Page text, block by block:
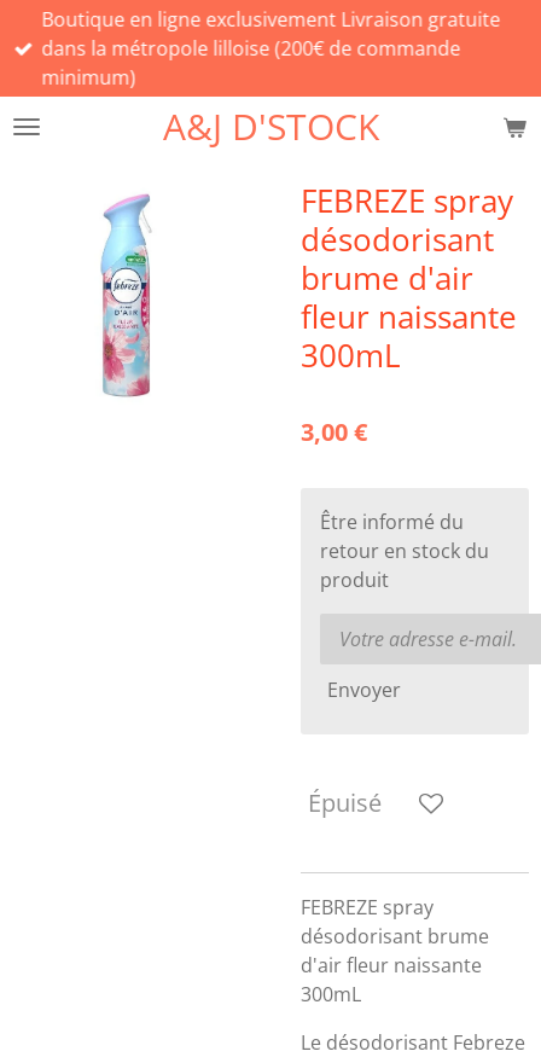
Passer
au
contenu
A&J D'STOCK
Boutique en ligne exclusivement Livraison gratuite
dans la métropole lilloise (200€ de commande
minimum)
FEBREZE spray
désodorisant
brume d'air
fleur naissante
300mL
3,00 €
Être informé du
retour en stock du
produit
Envoyer
Épuisé
FEBREZE spray
désodorisant brume
d'air fleur naissante
300mL
Le désodorisant Febreze